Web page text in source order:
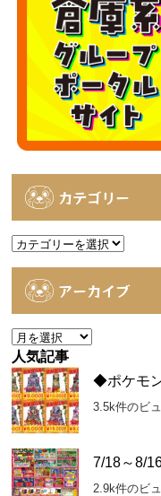
カテゴリー
カ
アーカイブ
ア
ー
カ
イ
ブ
人気記事
◆ポケモ
3.5k件のビ
7/18～8/
2.9k件のビ